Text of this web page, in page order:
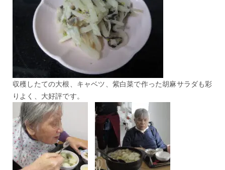
収穫したての大根、キャベツ、紫白菜で作った胡麻サラダも彩
りよく、大好評です。